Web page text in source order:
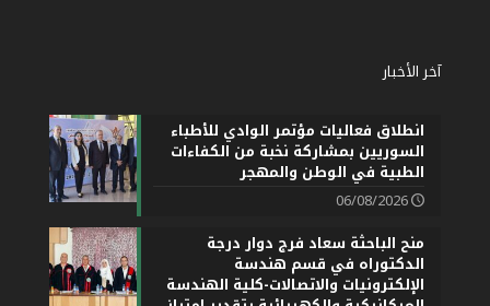
آخر الأخبار
انطلاق فعاليات مؤتمر الوادي للأطباء
السوريين بمشاركة نخبة من الكفاءات
الطبية في الوطن والمهجر
06/08/2026
منح الباحثة سعاد فرج دوار درجة
الدكتوراه في قسم هندسة
الإلكترونيات والاتصالات-كلية الهندسة